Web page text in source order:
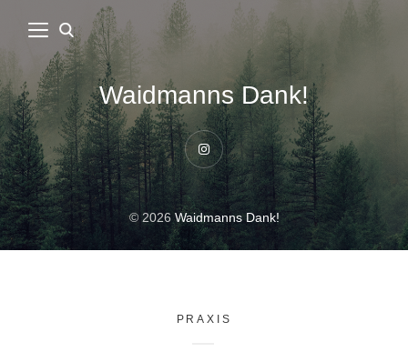
Waidmanns Dank!
Instagram
© 2026Waidmanns Dank!
PRAXIS